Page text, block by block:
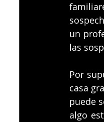
un
las
Por
casa
puede
algo